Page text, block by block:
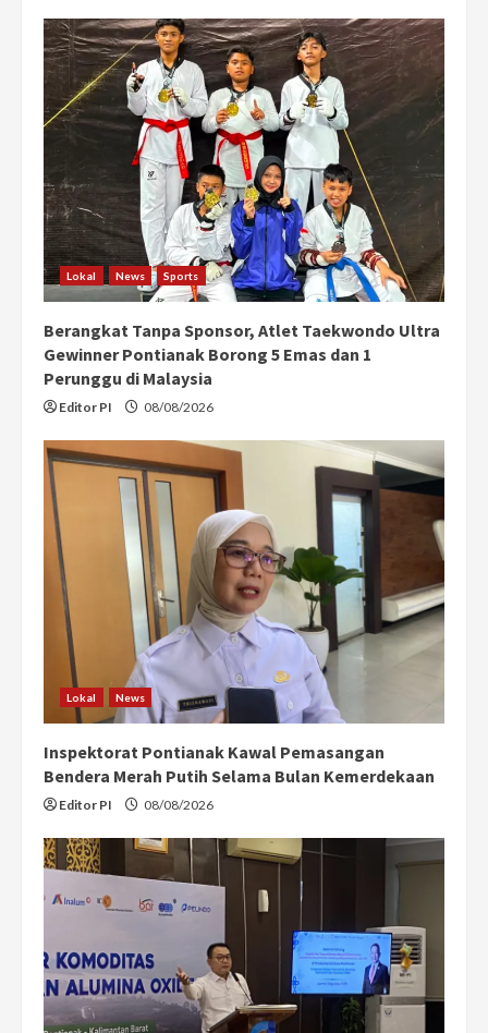
R
e
a
d
i
n
g
Lokal News Sports
Berangkat Tanpa Sponsor, Atlet Taekwondo Ultra
Gewinner Pontianak Borong 5 Emas dan 1
Perunggu di Malaysia
Editor PI 08/08/2026
Lokal News
Inspektorat Pontianak Kawal Pemasangan
Bendera Merah Putih Selama Bulan Kemerdekaan
Editor PI 08/08/2026